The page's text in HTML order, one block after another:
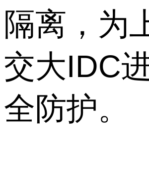
隔离，为
交大IDC
全防护。